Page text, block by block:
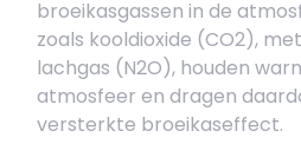
broeikasgassen in de
zoals kooldioxide (CO2),
lachgas (N2O), houden
atmosfeer en dragen
versterkte broeikaseffect.